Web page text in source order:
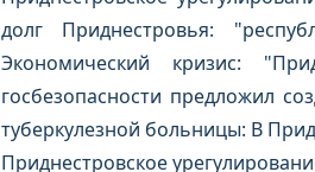
долг Приднестровья:
Экономический кризис:
госбезопасности предложил
туберкулезной больницы: В
Приднестровское